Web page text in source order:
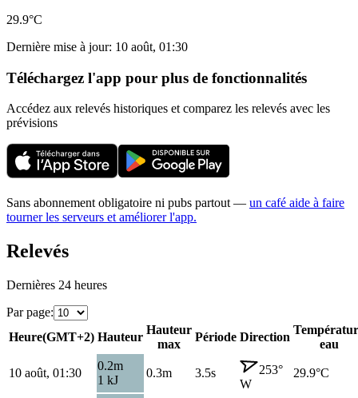
29.9°C
Dernière mise à jour: 10 août, 01:30
Téléchargez l'app pour plus de fonctionnalités
Accédez aux relevés historiques et comparez les relevés avec les
prévisions
Sans abonnement obligatoire ni pubs partout — un café aide à faire
tourner les serveurs et améliorer l'app.
Relevés
Dernières 24 heures
Par page:
Heure(GMT+2) Hauteur
Hauteur
max
Période Direction
eau
10 août, 01:30
0.2m
1 kJ
0.3m 3.5s 253°
W
29.9°C